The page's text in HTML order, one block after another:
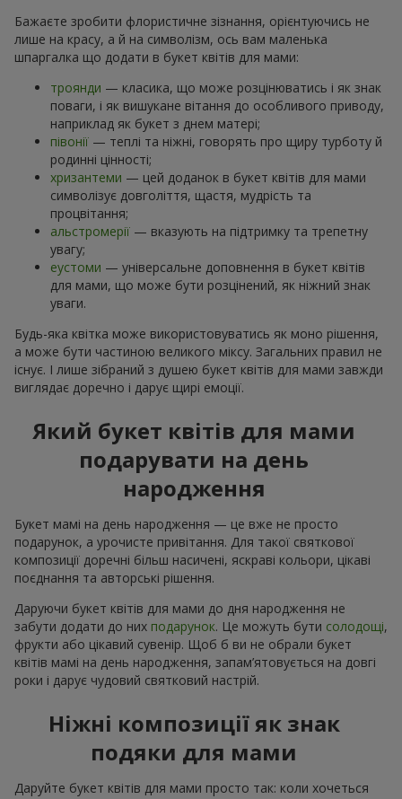
Бажаєте зробити флористичне зізнання, орієнтуючись не
лише на красу, а й на символізм, ось вам маленька
шпаргалка що додати в букет квітів для мами:
троянди — класика, що може розцінюватись і як знак
поваги, і як вишукане вітання до особливого приводу,
наприклад як букет з днем матері;
півонії — теплі та ніжні, говорять про щиру турботу й
родинні цінності;
хризантеми — цей доданок в букет квітів для мами
символізує довголіття, щастя, мудрість та
процвітання;
альстромерії — вказують на підтримку та трепетну
увагу;
еустоми — універсальне доповнення в букет квітів
для мами, що може бути розцінений, як ніжний знак
уваги.
Будь-яка квітка може використовуватись як моно рішення,
а може бути частиною великого міксу. Загальних правил не
існує. І лише зібраний з душею букет квітів для мами завжди
виглядає доречно і дарує щирі емоції.
Який букет квітів для мами
подарувати на день
народження
Букет мамі на день народження — це вже не просто
подарунок, а урочисте привітання. Для такої святкової
композиції доречні більш насичені, яскраві кольори, цікаві
поєднання та авторські рішення.
Даруючи букет квітів для мами до дня народження не
забути додати до них подарунок. Це можуть бути солодощі,
фрукти або цікавий сувенір. Щоб б ви не обрали букет
квітів мамі на день народження, запам’ятовується на довгі
роки і дарує чудовий святковий настрій.
Ніжні композиції як знак
подяки для мами
Даруйте букет квітів для мами просто так: коли хочеться